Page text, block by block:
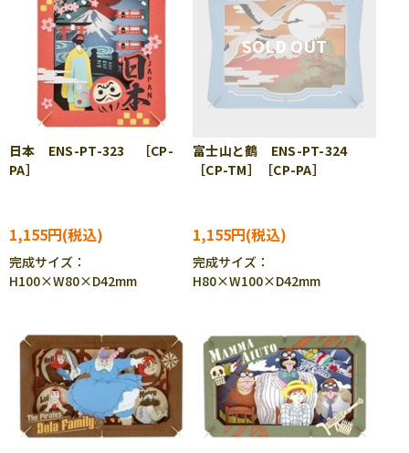
日本 ENS-PT-323 ［CP-
PA］
1,155円
完成サイズ：
H100×W80×D42mm
富士山と鶴 ENS-PT-324
［CP-TM］［CP-PA］
1,155円
完成サイズ：
H80×W100×D42mm